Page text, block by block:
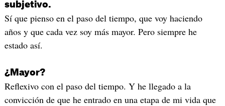
subjetivo.
Sí que pienso en el paso del tiempo, que voy haciendo
años y que cada vez soy más mayor. Pero siempre he
estado así.
¿Mayor?
Reflexivo con el paso del tiempo. Y he llegado a la
convicción de que he entrado en una etapa de mi vida que